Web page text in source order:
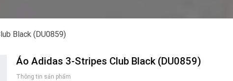
Black (DU0859)
Áo Adidas 3-Stripes Club Black (DU0859)
Thông tin sản phẩm